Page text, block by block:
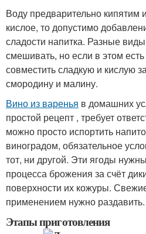
Воду предварительно кипятим
кислое, то допустимо
сладости напитка. Разные
смешивать, но если в этом
совместить сладкую и кислую
смородину и малину.
Вино из варенья в домашних
простой рецепт , требует
можно просто испортить
виноградом, обязательное
тот, ни другой. Эти ягоды
процесса брожения за счёт
поверхности их кожуры.
применением нужно раздавить.
Этапы приготовления